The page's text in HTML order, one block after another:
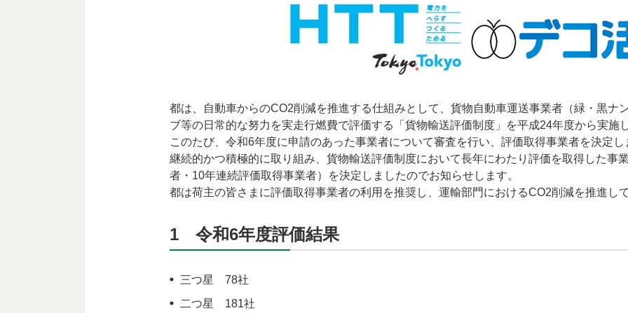
都は、自動車からのCO2削減を推進する仕組みとして、貨物自動車運送事業者（緑・黒ナ
ブ等の日常的な努力を実走行燃費で評価する「貨物輸送評価制度」を平成24年度から実施
このたび、令和6年度に申請のあった事業者について審査を行い、評価取得事業者を決定
継続的かつ積極的に取り組み、貨物輸送評価制度において長年にわたり評価を取得した事
者・10年連続評価取得事業者）を決定しましたのでお知らせします。
都は荷主の皆さまに評価取得事業者の利用を推奨し、運輸部門におけるCO2削減を推進し
1 令和6年度評価結果
三つ星 78社
二つ星 181社